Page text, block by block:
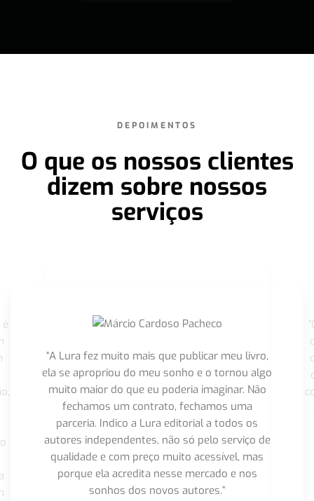
DEPOIMENTOS
O que os nossos clientes
dizem sobre nossos
serviços
“A Lura fez muito mais que publicar meu livro,
ela se apropriou do meu sonho e o tornou algo
muito maior do que eu poderia imaginar. Não
fechamos um contrato, fechamos uma
parceria. Indico a Lura editorial a todos os
autores independentes, não só pelo serviço de
qualidade e com preço muito acessível, mas
porque ela acredita nesse mercado e nos
sonhos dos novos autores.”